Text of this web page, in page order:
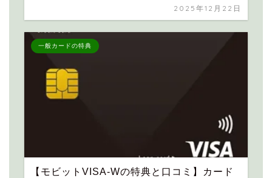
2025年12月22日
一般カードの特典
【モビットVISA-Wの特典と口コミ】カード